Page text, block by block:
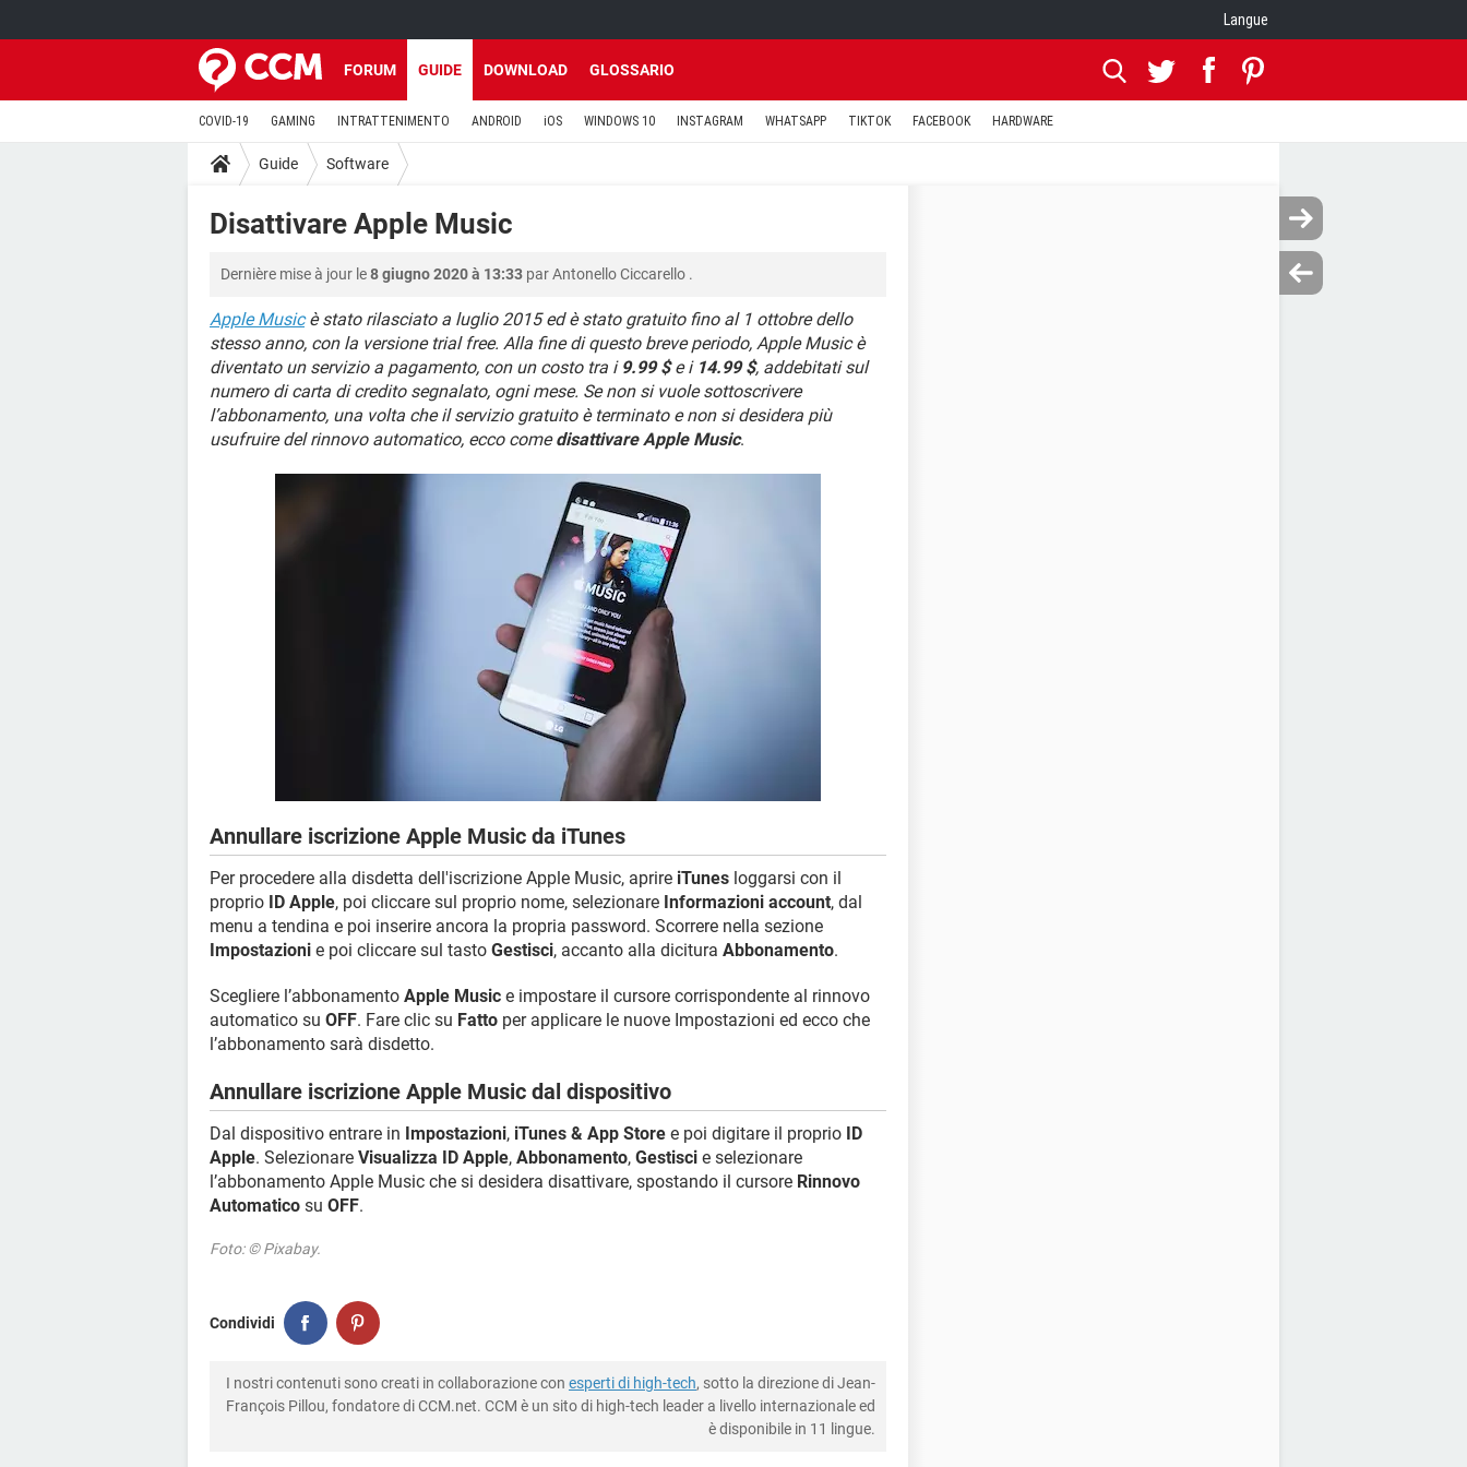
Langue
FORUM GUIDE DOWNLOAD GLOSSARIO
COVID-19 GAMING INTRATTENIMENTO ANDROID iOS WINDOWS 10 INSTAGRAM WHATSAPP TIKTOK FACEBOOK HARDWARE
Guide Software
Disattivare Apple Music
Dernière mise à jour le8 giugno 2020 à 13:33 parAntonello Ciccarello .
Apple Musicè stato rilasciato a luglio 2015 ed è stato gratuito fino al 1 ottobre dello
stesso anno, con la versione trial free. Alla fine di questo breve periodo, Apple Music è
diventato un servizio a pagamento, con un costo tra i 9.99 $e i 14.99 $, addebitati sul
numero di carta di credito segnalato, ogni mese. Se non si vuole sottoscrivere
l’abbonamento, una volta che il servizio gratuito è terminato e non si desidera più
usufruire del rinnovo automatico, ecco comedisattivare Apple Music.
Annullare iscrizione Apple Music da iTunes
Per procedere alla disdetta dell'iscrizione Apple Music, aprire iTunes loggarsi con il
proprio ID Apple, poi cliccare sul proprio nome, selezionare Informazioni account, dal
menu a tendina e poi inserire ancora la propria password. Scorrere nella sezione
Impostazioni e poi cliccare sul tasto Gestisci, accanto alla dicitura Abbonamento.
Scegliere l’abbonamento Apple Music e impostare il cursore corrispondente al rinnovo
automatico su OFF. Fare clic su Fatto per applicare le nuove Impostazioni ed ecco che
l’abbonamento sarà disdetto.
Annullare iscrizione Apple Music dal dispositivo
Dal dispositivo entrare in Impostazioni, iTunes & App Store e poi digitare il proprio ID
Apple. Selezionare Visualizza ID Apple, Abbonamento, Gestisci e selezionare
l’abbonamento Apple Music che si desidera disattivare, spostando il cursore Rinnovo
Automatico su OFF.
Foto: © Pixabay.
Condividi
I nostri contenuti sono creati in collaborazione con esperti di high-tech, sotto la direzione di Jean-
François Pillou, fondatore di CCM.net. CCM è un sito di high-tech leader a livello internazionale ed
è disponibile in 11 lingue.